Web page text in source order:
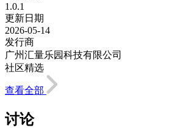
1.0.1
更新日期
2026-05-14
发行商
广州汇量乐园科技有限公司
社区精选
查看全部
讨论